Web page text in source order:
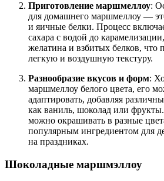
Приготовление маршмеллоу:
для домашнего маршмеллоу —
и яичные белки. Процесс
сахара с водой до
желатина и взбитых белков, что
легкую и воздушную текстуру.
Разнообразие вкусов и форм:
маршмеллоу белого цвета, его
адаптировать, добавляя
как ваниль, шоколад или
можно окрашивать в разные
популярным ингредиентом для
на праздниках.
Шоколадные маршмэллоу